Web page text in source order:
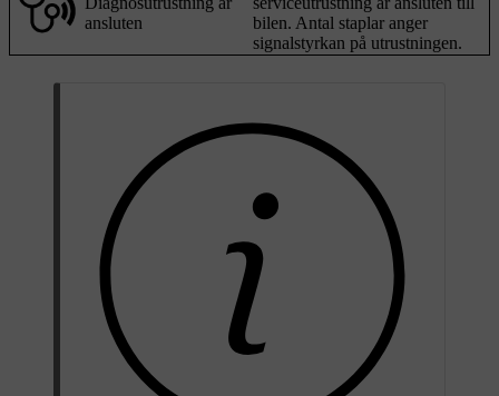
ansluten
bilen. Antal staplar anger
signalstyrkan på utrustningen.